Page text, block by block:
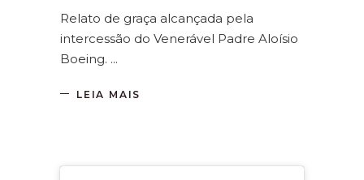
Relato de graça alcançada pela
intercessão do Venerável Padre Aloísio
Boeing.
LEIA MAIS